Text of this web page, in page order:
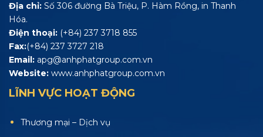
Địa chỉ: Số 306 đường Bà Triệu, P. Hàm Rồng, in Thanh
Hóa.
Điện thoại: (+84) 237 3718 855
Fax:(+84) 237 3727 218
Email: apg@anhphatgroup.com.vn
Website: www.anhphatgroup.com.vn
LĨNH VỰC HOẠT ĐỘNG
Thương mại – Dịch vụ